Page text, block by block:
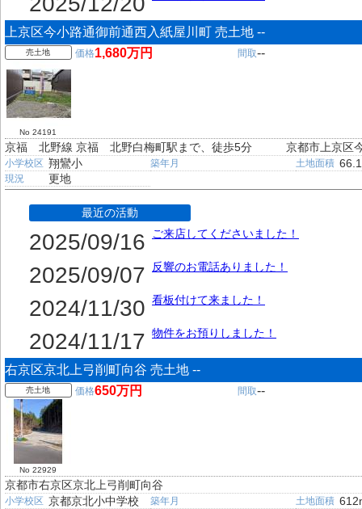
上京区今小路通御前通西入紙屋川町 売土地 --
売土地
No 24191
価格1,680万円 間取--
京福 北野線 京福 北野白梅町駅まで、徒歩5分 京都市上京区
小学校区 翔鸞小 築年月 土地面積
現況 更地
最近の活動
2025/09/16 ご来店してくださいました！
2025/09/07 反響のお電話ありました！
2024/11/30 看板付けて来ました！
2024/11/17 物件をお預りしました！
右京区京北上弓削町向谷 売土地 --
売土地
No 22929
価格650万円 間取--
京都市右京区京北上弓削町向谷
小学校区 京都京北小中学校 築年月 土地面積